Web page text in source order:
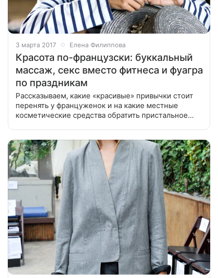
3 марта 2017 Елена Филиппова
Красота по-французски: буккальный
массаж, секс вместо фитнеса и фуагра
по праздникам
Рассказываем, какие «красивые» привычки стоит
перенять у француженок и на какие местные
косметические средства обратить пристальное